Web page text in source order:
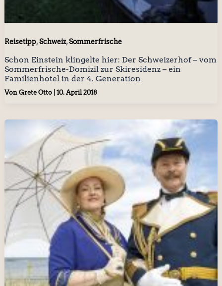
Reisetipp,Schweiz,Sommerfrische
Schon Einstein klingelte hier: Der Schweizerhof – vom
Sommerfrische-Domizil zur Skiresidenz – ein
Familienhotel in der 4. Generation
Von Grete Otto 10. April 2018